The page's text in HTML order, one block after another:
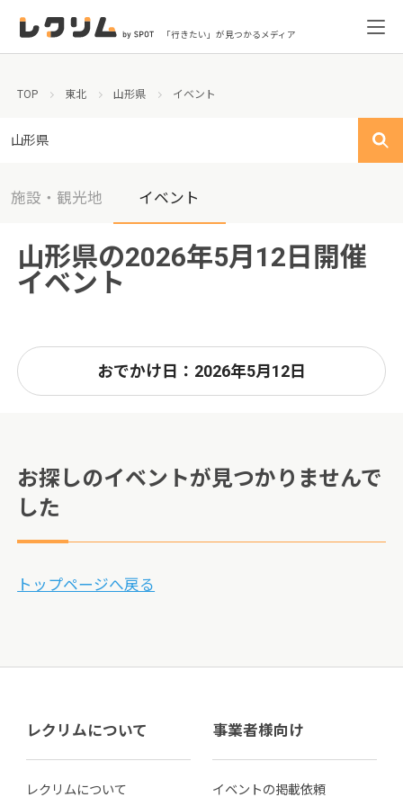
「行きたい」が見つかるメディア
TOP 東北 山形県 イベント
山形県
施設・観光地 イベント
山形県の2026年5月12日開催
イベント
おでかけ日：2026年5月12日
お探しのイベントが見つかりませんで
した
トップページへ戻る
レクリムについて
レクリムについて
事業者様向け
イベントの掲載依頼